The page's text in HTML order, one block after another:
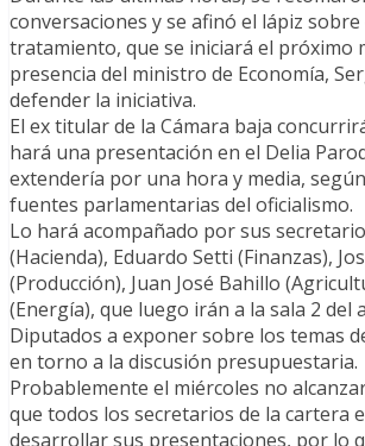
conversaciones y se afinó el lápiz
tratamiento, que se iniciará el próximo
presencia del ministro de Economía,
defender la iniciativa.
El ex titular de la Cámara baja
hará una presentación en el Delia
extendería por una hora y media,
fuentes parlamentarias del oficialismo.
Lo hará acompañado por sus
(Hacienda), Eduardo Setti (Finanzas),
(Producción), Juan José Bahillo
(Energía), que luego irán a la sala 2 del
Diputados a exponer sobre los temas
en torno a la discusión presupuestaria.
Probablemente el miércoles no
que todos los secretarios de la cartera
desarrollar sus presentaciones, por lo